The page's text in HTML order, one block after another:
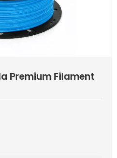
Premium Filament